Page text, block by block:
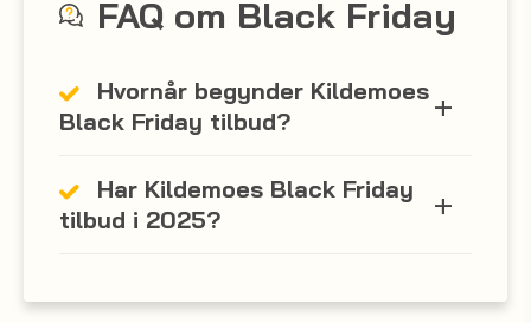
FAQ om Black Friday
Hvornår begynder Kildemoes
Black Friday tilbud?
Har Kildemoes Black Friday
tilbud i 2025?